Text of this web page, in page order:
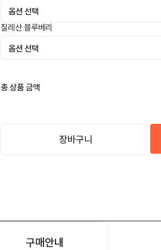
칠레산 블루베리
총 상품 금액
장바구니
구매안내